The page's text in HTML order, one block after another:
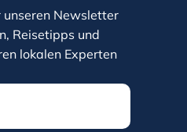
unseren Newsletter
Reisetipps und
lokalen Experten